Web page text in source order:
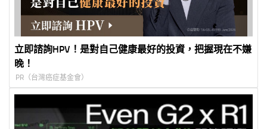
立即諮詢HPV！是對自己健康最好的投資，把握現在不嫌
晚！
PR（台灣癌症基金會）